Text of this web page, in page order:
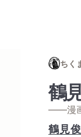
ちく
鶴
——漫
鶴見